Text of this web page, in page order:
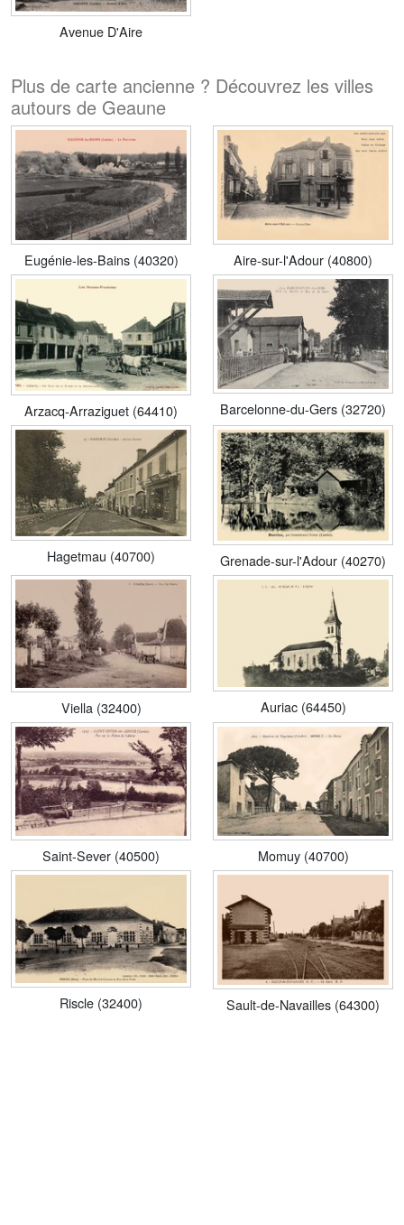
Avenue D'Aire
Plus de carte ancienne ? Découvrez les villes
autours de Geaune
Eugénie-les-Bains (40320) Aire-sur-l'Adour (40800)
Arzacq-Arraziguet (64410) Barcelonne-du-Gers (32720)
Hagetmau (40700) Grenade-sur-l'Adour (40270)
Viella (32400) Auriac (64450)
Saint-Sever (40500) Momuy (40700)
Riscle (32400) Sault-de-Navailles (64300)